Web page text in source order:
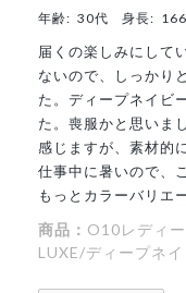
年齢: 30代 身長:
届くの楽しみにして
ないので、しっかり
た。ディープネイビ
た。喪服かと思いま
感じますが、素材的
仕事中に暑いので、
もっとカラーバリエ
商品： O10レディ
LUXE/ディープネイ